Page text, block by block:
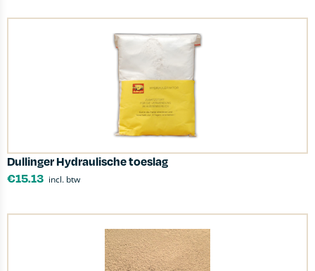
Dullinger Hydraulische toeslag
€15.13 incl. btw